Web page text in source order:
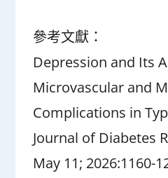
參考文獻：
Depression and Its
Microvascular and
Complications in
Journal of Diabetes
May 11; 2026:1160-